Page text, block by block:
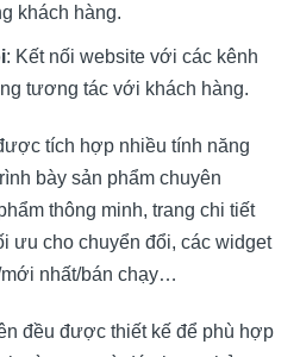
khách hàng.
: Kết nối website với các kênh
tương tác với khách hàng.
tích hợp nhiều tính năng
bày sản phẩm chuyên
thông minh, trang chi tiết
ưu cho chuyển đổi, các widget
mới nhất/bán chạy…
đều được thiết kế để phù hợp